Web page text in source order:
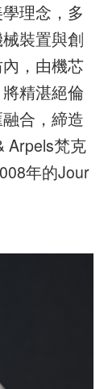
理念，多
裝置與創
，由機芯
精湛絕倫
合，締造
Arpels梵克
年的Jour